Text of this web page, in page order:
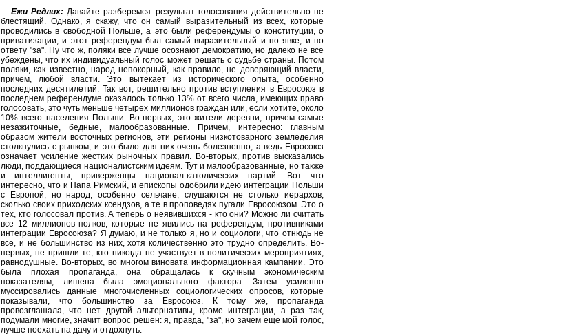
Ежи Редлих:Давайте разберемся: результат голосования действительно не
блестящий. Однако, я скажу, что он самый выразительный из всех, которые
проводились в свободной Польше, а это были референдумы о конституции, о
приватизации, и этот референдум был самый выразительный и по явке, и по
ответу "за". Ну что ж, поляки все лучше осознают демократию, но далеко не все
убеждены, что их индивидуальный голос может решать о судьбе страны. Потом
поляки, как известно, народ непокорный, как правило, не доверяющий власти,
причем, любой власти. Это вытекает из исторического опыта, особенно
последних десятилетий. Так вот, решительно против вступления в Евросоюз в
последнем референдуме оказалось только 13% от всего числа, имеющих право
голосовать, это чуть меньше четырех миллионов граждан или, если хотите, около
10% всего населения Польши. Во-первых, это жители деревни, причем самые
незажиточные, бедные, малообразованные. Причем, интересно: главным
образом жители восточных регионов, эти регионы низкотоварного земледелия
столкнулись с рынком, и это было для них очень болезненно, а ведь Евросоюз
означает усиление жестких рыночных правил. Во-вторых, против высказались
люди, поддающиеся националистским идеям. Тут и малообразованные, но также
и интеллигенты, приверженцы национал-католических партий. Вот что
интересно, что и Папа Римский, и епископы одобрили идею интеграции Польши
с Европой, но народ, особенно сельчане, слушаются не столько иерархов,
сколько своих приходских ксендзов, а те в проповедях пугали Евросоюзом. Это о
тех, кто голосовал против. А теперь о неявившихся - кто они? Можно ли считать
все 12 миллионов полков, которые не явились на референдум, противниками
интеграции Евросоюза? Я думаю, и не только я, но и социологи, что отнюдь не
все, и не большинство из них, хотя количественно это трудно определить. Во-
первых, не пришли те, кто никогда не участвует в политических мероприятиях,
равнодушные. Во-вторых, во многом виновата информационная кампании. Это
была плохая пропаганда, она обращалась к скучным экономическим
показателям, лишена была эмоционального фактора. Затем усиленно
муссировались данные многочисленных социологических опросов, которые
показывали, что большинство за Евросоюз. К тому же, пропаганда
провозглашала, что нет другой альтернативы, кроме интеграции, а раз так,
подумали многие, значит вопрос решен: я, правда, "за", но зачем еще мой голос,
лучше поехать на дачу и отдохнуть.